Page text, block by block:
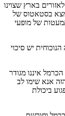
בארץ שצוינו
בסטאטוס של
של מופעי
יש סיכוי
איננו מגודר
אנא שימו לב
ביכולת